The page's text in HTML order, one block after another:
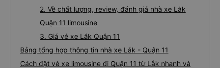
2. Về chất lượng, review, đánh giá nhà xe Lắk
Quận 11 limousine
3. Giá vé xe Lắk Quận 11
Bảng tổng hợp thông tin nhà xe Lắk - Quận 11
Cách đặt vé xe limousine đi Quận 11 từ Lắk nhanh và